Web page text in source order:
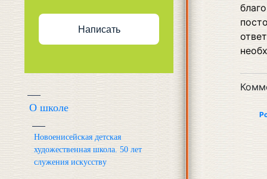
Написать
О школе
Новоенисейская детская
художественная школа. 50 лет
служения искусству